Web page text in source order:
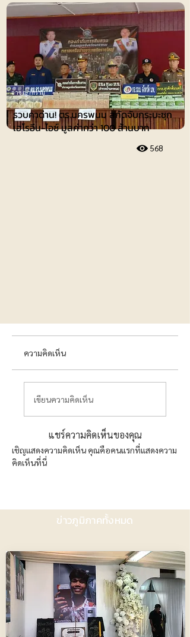
รวบคาด่าน! ตร.นครพนม สกัดจับกระบะซุก
เฮโรอีน-ไอซ์ มูลค่ากว่า 100 ล้านบาท
568
อาชญากรรม
ความคิดเห็น
เขียนความคิดเห็น
แชร์ความคิดเห็นของคุณ
เชิญแสดงความคิดเห็น คุณคือคนแรกที่แสดงความ
คิดเห็นที่นี่
ข่าวภูมิภาคทั้งหมด